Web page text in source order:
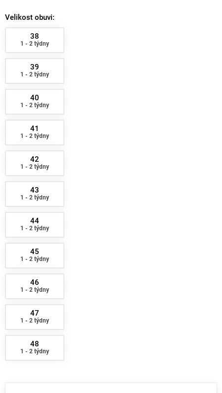
Velikost obuvi:
38
1 - 2 týdny
39
1 - 2 týdny
40
1 - 2 týdny
41
1 - 2 týdny
42
1 - 2 týdny
43
1 - 2 týdny
44
1 - 2 týdny
45
1 - 2 týdny
46
1 - 2 týdny
47
1 - 2 týdny
48
1 - 2 týdny